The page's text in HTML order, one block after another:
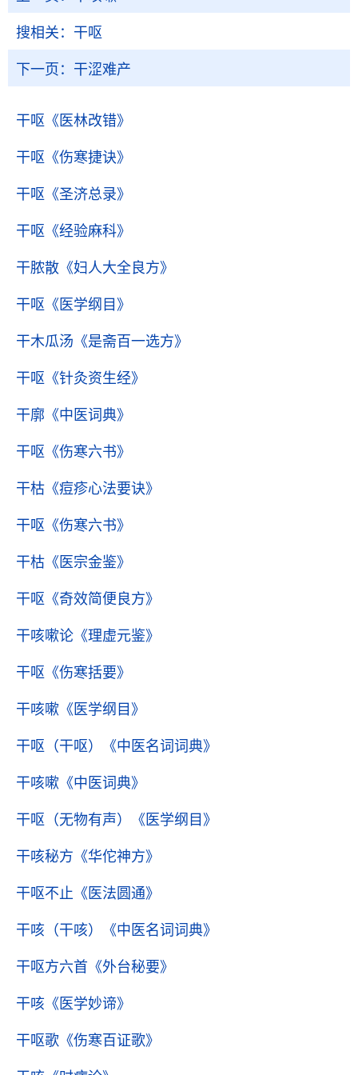
搜相关： 干呕
下一页： 干涩难产
干呕 《医林改错》
干呕 《伤寒捷诀》
干呕 《圣济总录》
干呕 《经验麻科》
干脓散 《妇人大全良方》
干呕 《医学纲目》
干木瓜汤 《是斋百一选方》
干呕 《针灸资生经》
干廓 《中医词典》
干呕 《伤寒六书》
干枯 《痘疹心法要诀》
干呕 《伤寒六书》
干枯 《医宗金鉴》
干呕 《奇效简便良方》
干咳嗽论 《理虚元鉴》
干呕 《伤寒括要》
干咳嗽 《医学纲目》
干呕（干呕） 《中医名词词典》
干咳嗽 《中医词典》
干呕（无物有声） 《医学纲目》
干咳秘方 《华佗神方》
干呕不止 《医法圆通》
干咳（干咳） 《中医名词词典》
干呕方六首 《外台秘要》
干咳 《医学妙谛》
干呕歌 《伤寒百证歌》